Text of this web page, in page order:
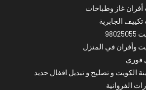
غاز وطباخات
الجابرية
وأفران في المنزل
فوري
الكويت و تصليح و تبديل اقفال حديد
الفروانية